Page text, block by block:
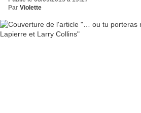
Par Violette